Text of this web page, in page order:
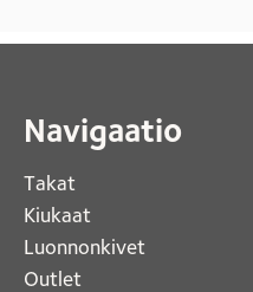
Navigaatio
Takat
Kiukaat
Luonnonkivet
Outlet